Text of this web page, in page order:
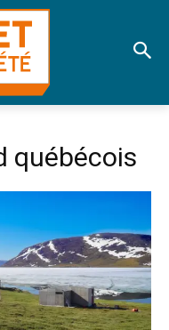
québécois